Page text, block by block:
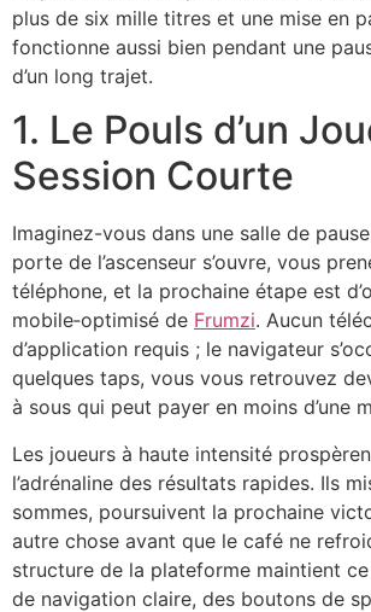
plus de six mille titres et une mise en
fonctionne aussi bien pendant une
d’un long trajet.
1. Le Pouls d’un
Session Courte
Imaginez-vous dans une salle de
porte de l’ascenseur s’ouvre, vous
téléphone, et la prochaine étape est
mobile‑optimisé de Frumzi. Aucun
d’application requis ; le navigateur
quelques taps, vous vous retrouvez
à sous qui peut payer en moins d’une
Les joueurs à haute intensité
l’adrénaline des résultats rapides. Ils
sommes, poursuivent la prochaine
autre chose avant que le café ne
structure de la plateforme maintient
de navigation claire, des boutons de